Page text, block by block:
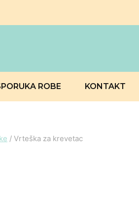
ROBE KONTAKT
/ Vrteška za krevetac